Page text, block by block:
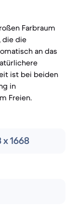
Farbraum
die die
an das
ist bei beiden
in
Freien.
x 1668